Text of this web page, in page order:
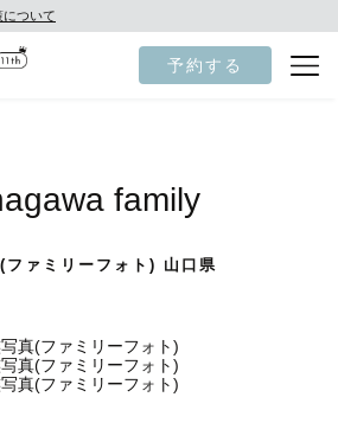
について
予約する
family
ファミリーフォト) 山口県